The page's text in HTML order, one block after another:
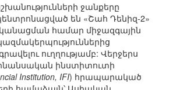
ջանքերը
են «Շահ Դենիզ-2»
համար միջազգային
ուղղությամբ: Վերջերս
ինստիտուտի
Institution, IFI) հրապարակած